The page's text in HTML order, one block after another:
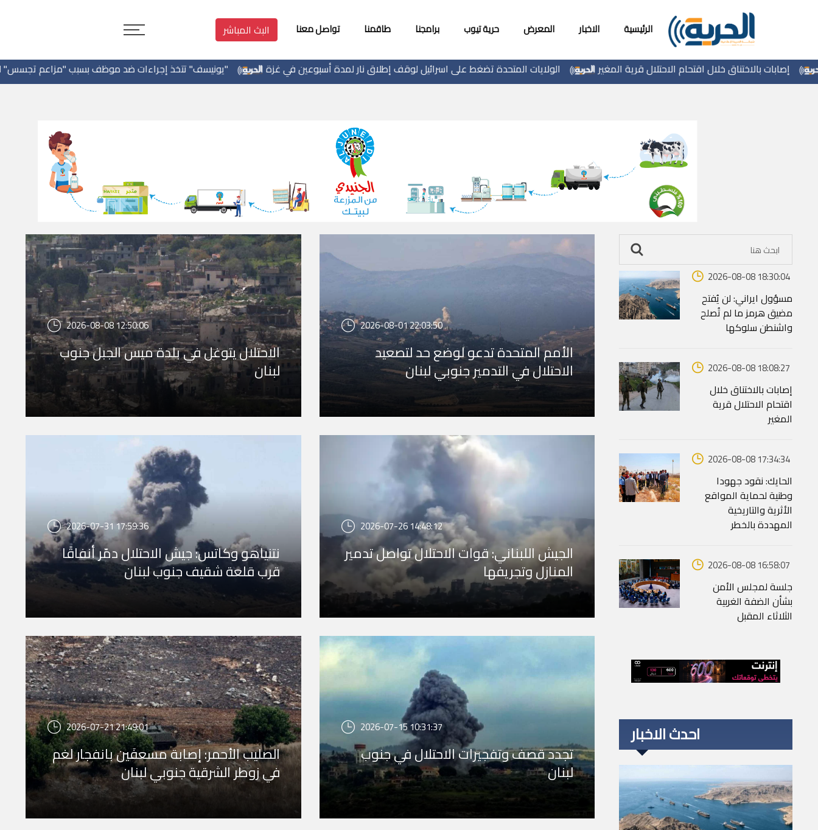
الرئيسية الاخبار المعرض حرية تيوب برامجنا طاقمنا تواصل معنا البث المباشر
"يونيسف" تتخذ إجراءات ضد موظف بسبب "مزاعم تجسس" لصالح إسرائيل الولايات المتحدة تضغط على اسرائيل لوقف إطلاق نار لمدة أسبوعين في غزة خلال اقتحام الاحتلال قرية المغير
2026-08-08 12:50:06
الاحتلال يتوغل في بلدة ميس الجبل جنوب
لبنان
2026-08-01 22:03:50
الأمم المتحدة تدعو لوضع حد لتصعيد
الاحتلال في التدمير جنوبي لبنان
2026-07-31 17:59:36
نتنياهو وكاتس: جيش الاحتلال دمّر أنفاقًا
قرب قلعة شقيف جنوب لبنان
2026-07-26 14:48:12
الجيش اللبناني: قوات الاحتلال تواصل تدمير
المنازل وتجريفها
2026-07-21 21:49:01
الصليب الأحمر: إصابة مسعفَين بانفجار لغم
في زوطر الشرقية جنوبي لبنان
2026-07-15 10:31:37
تجدد قصف وتفجيرات الاحتلال في جنوب
لبنان
2026-08-08 18:30:04
مسؤول ايراني: لن يُفتح
مضيق هرمز ما لم تُصلح
واشنطن سلوكها
2026-08-08 18:08:27
إصابات بالاختناق خلال
اقتحام الاحتلال قرية
المغير
2026-08-08 17:34:34
الحايك: نقود جهودا
وطنية لحماية المواقع
الأثرية والتاريخية
المهددة بالخطر
2026-08-08 16:58:07
جلسة لمجلس الأمن
بشأن الضفة الغربية
الثلاثاء المقبل
احدث الاخبار